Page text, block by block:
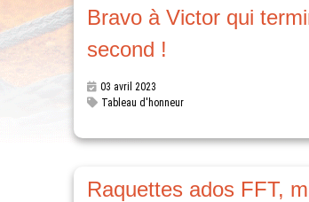
Bravo à Victor qui
second !
03 avril 2023
Tableau d'honneur
Raquettes ados FFT,